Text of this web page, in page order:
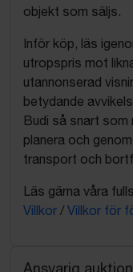
objekt som säljs.
Inför köp, läs
utropspris mot
utannonserad
betydande
Budi så snart
planera och
transport och
Läs gärna våra
Villkor / Villkor för
Ansvarig